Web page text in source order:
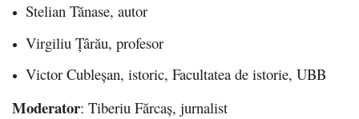
Stelian Tănase, autor
Virgiliu Țârău, profesor
Victor Cubleșan, istoric, Facultatea de istorie, UBB
Moderator: Tiberiu Fărcaș, jurnalist